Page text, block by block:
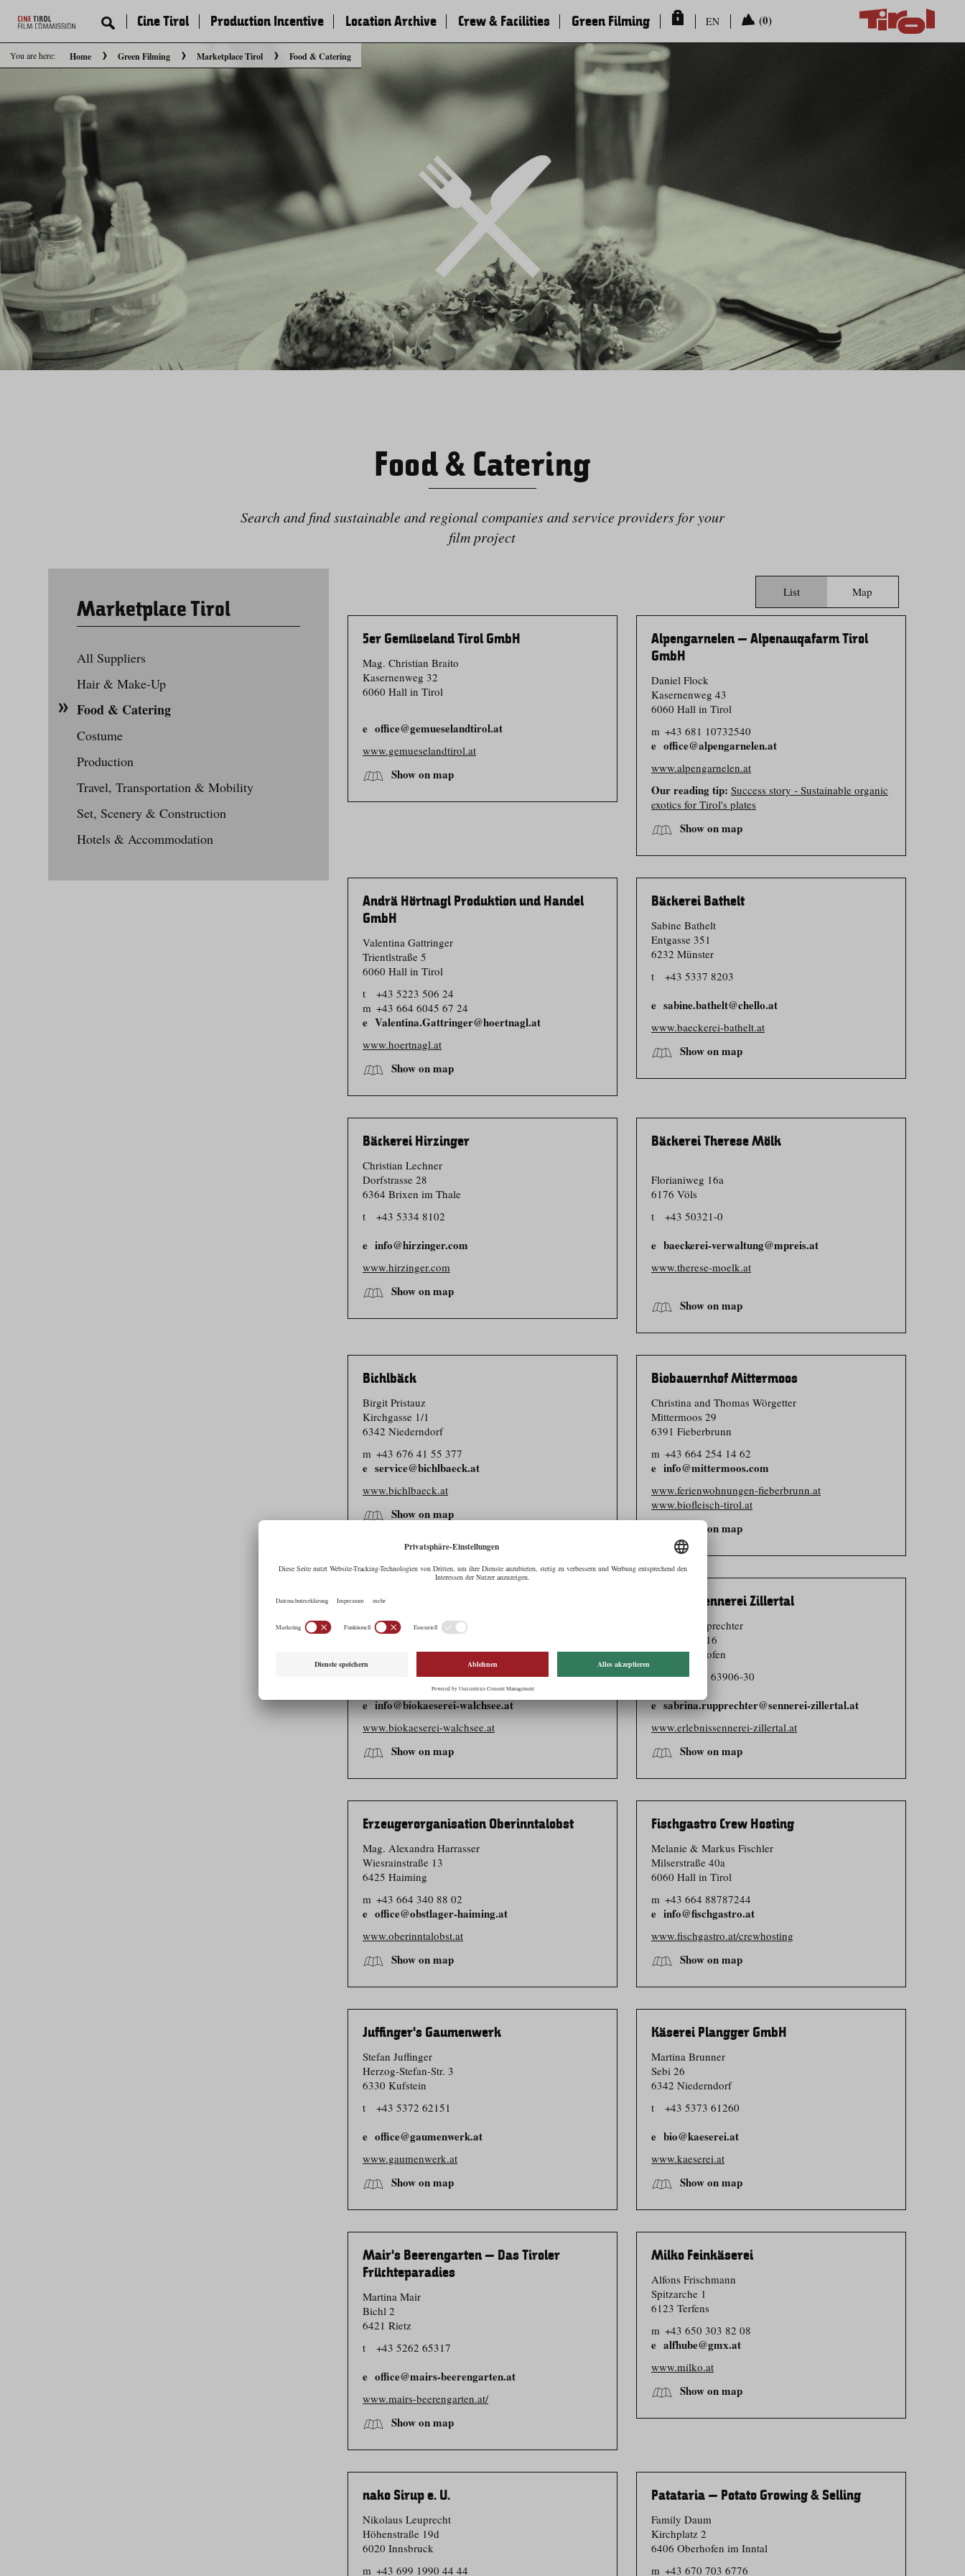
You are here: Home Green Filming Marketplace Tirol Food & Catering
Cine Tirol Production Incentive Location Archive Crew & Facilities Green Filming EN (0)
Food & Catering
Search and find sustainable and regional companies and service providers for your
film project
Marketplace Tirol
All Suppliers
Hair & Make-Up
Food & Catering
Costume
Production
Travel, Transportation & Mobility
Set, Scenery & Construction
Hotels & Accommodation
List Map
5er Gemüseland Tirol GmbH
Mag. Christian Braito
Kasernenweg 32
6060 Hall in Tirol
office@gemueselandtirol.at
www.gemueselandtirol.at
Show on map
Alpengarnelen – Alpenauqafarm Tirol
GmbH
Daniel Flock
Kasernenweg 43
6060 Hall in Tirol
m +43 681 10732540
office@alpengarnelen.at
www.alpengarnelen.at
Our reading tip: Success story - Sustainable organic
exotics for Tirol's plates
Show on map
Andrä Hörtnagl Produktion und Handel
GmbH
Valentina Gattringer
Trientlstraße 5
6060 Hall in Tirol
t
+43 5223 506 24
m +43 664 6045 67 24
Valentina.Gattringer@hoertnagl.at
www.hoertnagl.at
Show on map
Bäckerei Bathelt
Sabine Bathelt
Entgasse 351
6232 Münster
t
+43 5337 8203
sabine.bathelt@chello.at
www.baeckerei-bathelt.at
Show on map
Bäckerei Hirzinger
Christian Lechner
Dorfstrasse 28
6364 Brixen im Thale
t
+43 5334 8102
info@hirzinger.com
www.hirzinger.com
Show on map
Bäckerei Therese Mölk
Florianiweg 16a
6176 Völs
t
+43 50321-0
baeckerei-verwaltung@mpreis.at
www.therese-moelk.at
Show on map
Bichlbäck
Birgit Pristauz
Kirchgasse 1/​1
6342 Niederndorf
m +43 676 41 55 377
service@bichlbaeck.at
www.bichlbaeck.at
Show on map
Biobauernhof Mittermoos
Christina and Thomas Wörgetter
Mittermoos 29
6391 Fieberbrunn
m +43 664 254 14 62
info@mittermoos.com
www.ferienwohnungen-fieberbrunn.at
www.biofleisch-tirol.at
Show on map
Biokäserei Walchsee und Umgebung eGen
Obmann Thomas Loferer
Moosen 7
6344 Walchsee
+43 5374 5296
info@biokaeserei-walchsee.at
www.biokaeserei-walchsee.at
Show on map
Erlebnissennerei Zillertal
Sabrina Rupprechter
Hollenzen 116
6290 Mayrhofen
t
+43 5285 63906-30
sabrina.rupprechter@sennerei-zillertal.at
www.erlebnissennerei-zillertal.at
Show on map
Erzeugerorganisation Oberinntalobst
Mag. Alexandra Harrasser
Wiesrainstraße 13
6425 Haiming
m +43 664 340 88 02
office@obstlager-haiming.at
www.oberinntalobst.at
Show on map
Fischgastro Crew Hosting
Melanie & Markus Fischler
Milserstraße 40a
6060 Hall in Tirol
m +43 664 88787244
info@fischgastro.at
www.fischgastro.at/crewhosting
Show on map
Juffinger’s Gaumenwerk
Stefan Juffinger
Herzog-Stefan-Str. 3
6330 Kufstein
t
+43 5372 62151
office@gaumenwerk.at
www.gaumenwerk.at
Show on map
Käserei Plangger GmbH
Martina Brunner
Sebi 26
6342 Niederndorf
t
+43 5373 61260
bio@kaeserei.at
www.kaeserei.at
Show on map
Mair’s Beerengarten – Das Tiroler
Früchteparadies
Martina Mair
Bichl 2
6421 Rietz
t
+43 5262 65317
office@mairs-beerengarten.at
www.mairs-beerengarten.at/
Show on map
Milko Feinkäserei
Alfons Frischmann
Spitzarche 1
6123 Terfens
m +43 650 303 82 08
alfhube@gmx.at
www.milko.at
Show on map
nako Sirup e. U.
Nikolaus Leuprecht
Höhenstraße 19d
6020 Innsbruck
m +43 699 1990 44 44
Patataria – Potato Growing & Selling
Family Daum
Kirchplatz 2
6406 Oberhofen im Inntal
m +43 670 703 6776